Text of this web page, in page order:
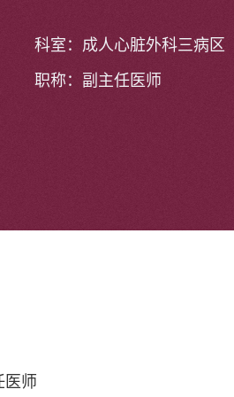
科室：成人心脏外科三病区
职称：副主任医师
医师